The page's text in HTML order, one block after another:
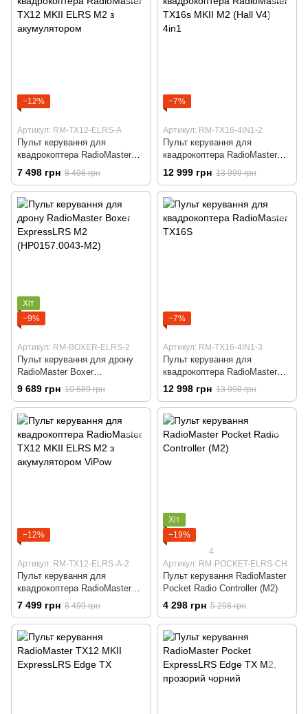
−12%
Артикул: RM-TX12-ELRS-A
Пульт керування для
квадрокоптера RadioMaster
TX12 MKII ELRS M2 з
акумулятором
7 498 грн 8 498 грн
−7%
Артикул: RM-TX16-4IN1-2
Пульт керування для
квадрокоптера RadioMaster
TX16s MKII М2 (Hall V4) 4in1
12 999 грн 13 999 грн
Хіт
−9%
Артикул: RM-BOXER-ELRS-2
Пульт керування для дрону
RadioMaster Boxer
ExpressLRS М2 (HP0157.0043-
9 689 грн 10 689 грн
−7%
Артикул: RM-TX16-4IN1-3
Пульт керування для
квадрокоптера RadioMaster
TX16S
12 998 грн 13 998 грн
−12%
Артикул: RM-TX12-ELRS-A-2
Пульт керування для
квадрокоптера RadioMaster
TX12 MKII ELRS M2 з
акумулятором ViPow
7 499 грн 8 499 грн
Хіт
−19%
4
Артикул: RM-POCKET-ELRS-CH
Пульт керування RadioMaster
Pocket Radio Controller (M2)
4 298 грн 5 298 грн